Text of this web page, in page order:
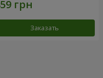
Заказать